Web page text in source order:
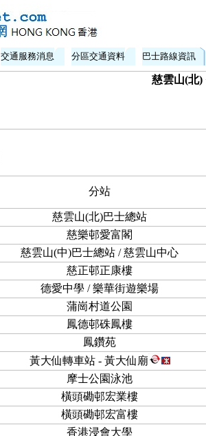
交通服務消息 分區交通資料 巴士路線資訊
慈雲山(北)
分站
慈雲山(北)巴士總站
慈樂邨愛富閣
慈雲山(中)巴士總站 / 慈雲山中心
慈正邨正康樓
德愛中學 / 樂華街遊樂場
蒲崗村道公園
鳳德邨硃鳳樓
鳳鑽苑
黃大仙轉車站 - 黃大仙廟
摩士公園泳池
橫頭磡邨宏業樓
橫頭磡邨宏富樓
香港浸會大學